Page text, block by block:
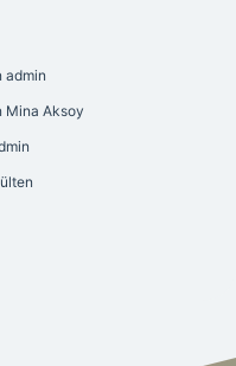
admin
Mina Aksoy